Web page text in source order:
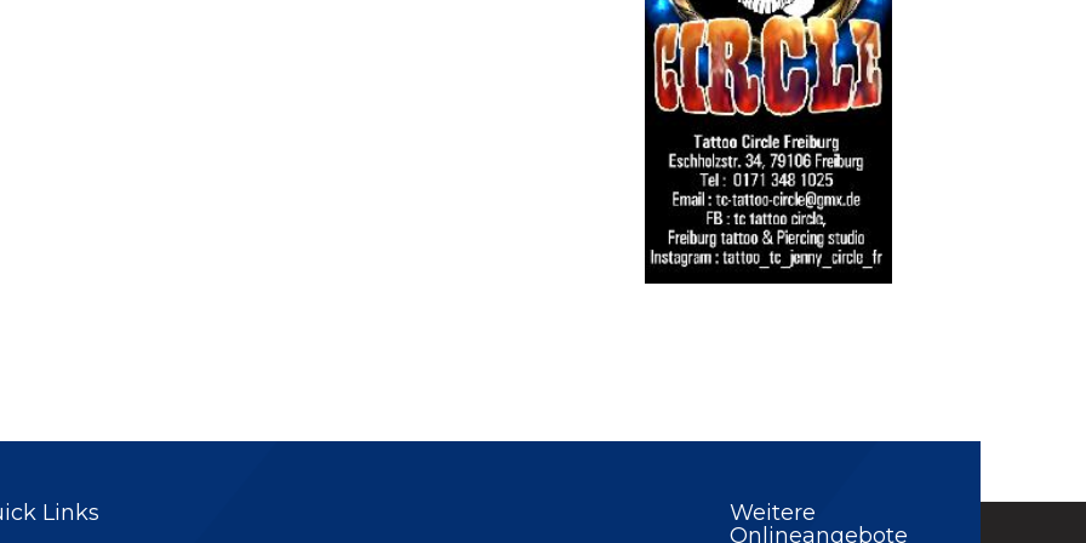
Links
Weitere
Onlineangebote